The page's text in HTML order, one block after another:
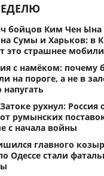
бойцов Ким Чен Ына
Сумы и Харьков: в
это страшнее
с намёком: почему
на пороге, а не в
рухнул: Россия
румынских
с начала войны
главного
Одессе стали